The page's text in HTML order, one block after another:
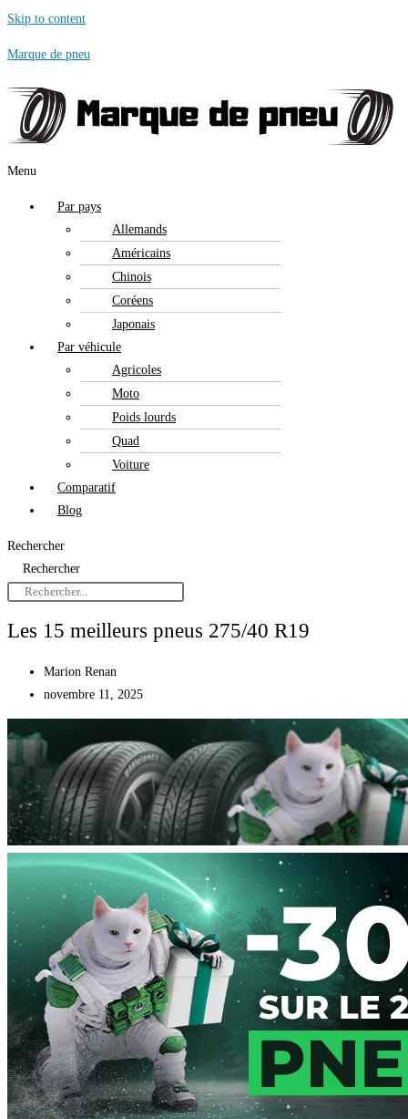
Skip to content
Marque de pneu
Menu
Par pays
Allemands
Américains
Chinois
Coréens
Japonais
Par véhicule
Agricoles
Moto
Poids lourds
Quad
Voiture
Comparatif
Blog
Rechercher
Rechercher
Les 15 meilleurs pneus 275/40 R19
Marion Renan
novembre 11, 2025